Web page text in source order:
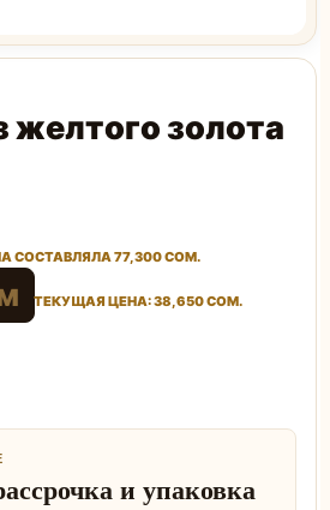
желтого золота
СОСТАВЛЯЛА 77,300 СОМ.
ТЕКУЩАЯ ЦЕНА: 38,650 СОМ.
и упаковка